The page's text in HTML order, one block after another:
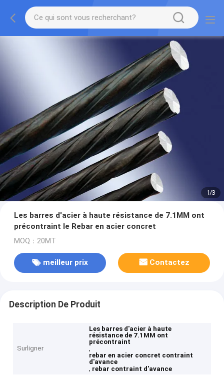
1/3
Les barres d'acier à haute résistance de 7.1MM ont
précontraint le Rebar en acier concret
MOQ：20MT
meilleur prix Contactez
Description De Produit
Surligner
Les barres d'acier à haute
résistance de 7.1MM ont
précontraint
,
rebar en acier concret contraint
d'avance
, rebar contraint d'avance